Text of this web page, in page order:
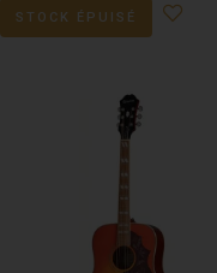
STOCK ÉPUISÉ